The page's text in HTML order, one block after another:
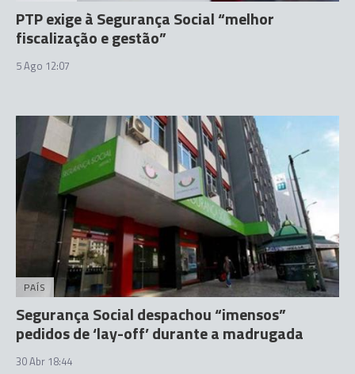
PTP exige à Segurança Social “melhor
fiscalização e gestão”
5 Ago 12:07
PAÍS
Segurança Social despachou “imensos”
pedidos de ‘lay-off’ durante a madrugada
30 Abr 18:44